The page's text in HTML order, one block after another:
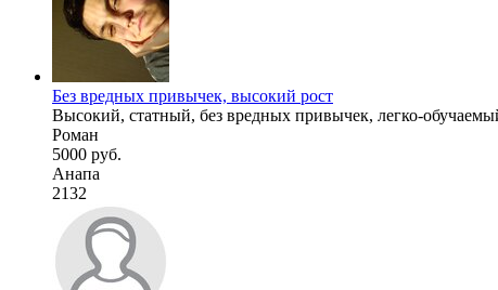
Без вредных привычек, высокий рост
Высокий, статный, без вредных привычек, легко-
Роман
5000 руб.
Анапа
2132